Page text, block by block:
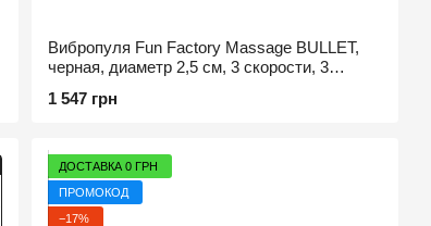
Вибропуля Fun Factory Massage BULLET,
черная, диаметр 2,5 см, 3 скорости, 3
1 547 грн
ДОСТАВКА 0 ГРН
ПРОМОКОД
−17%